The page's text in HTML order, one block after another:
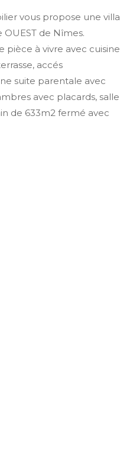
vous propose une villa
OUEST de Nîmes.
pièce à vivre avec cuisine
accés
suite parentale avec
avec placards, salle
de 633m2 fermé avec